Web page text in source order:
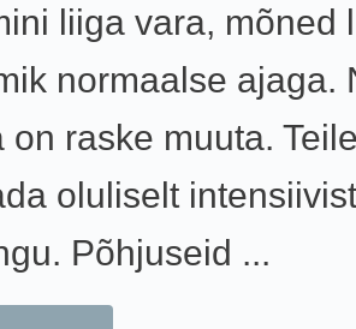
liiga vara, mõned
normaalse ajaga.
on raske muuta.
oluliselt
Põhjuseid ...